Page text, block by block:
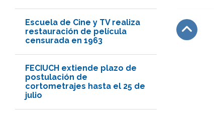
Escuela de Cine y TV realiza
restauración de película
censurada en 1963
FECIUCH extiende plazo de
postulación de
cortometrajes hasta el 25 de
julio